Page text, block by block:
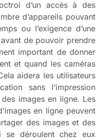
d’un accès à des
d’appareils pouvant
ou l’exigence d’une
de pouvoir prendre
important de donner
et quand les caméras
aidera les utilisateurs
sans l’impression
images en ligne. Les
en ligne peuvent
des images et des
se déroulent chez eux